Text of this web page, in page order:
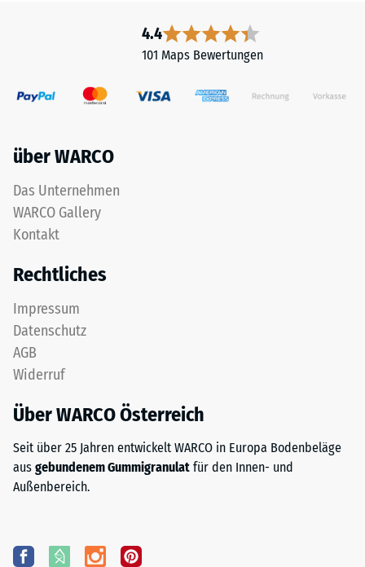
4.4
101 Maps Bewertungen
über WARCO
Das Unternehmen
WARCO Gallery
Kontakt
Rechtliches
Impressum
Datenschutz
AGB
Widerruf
Über WARCO Österreich
Seit über 25 Jahren entwickelt WARCO in Europa Bodenbeläge
aus gebundenem Gummigranulat für den Innen- und
Außenbereich.